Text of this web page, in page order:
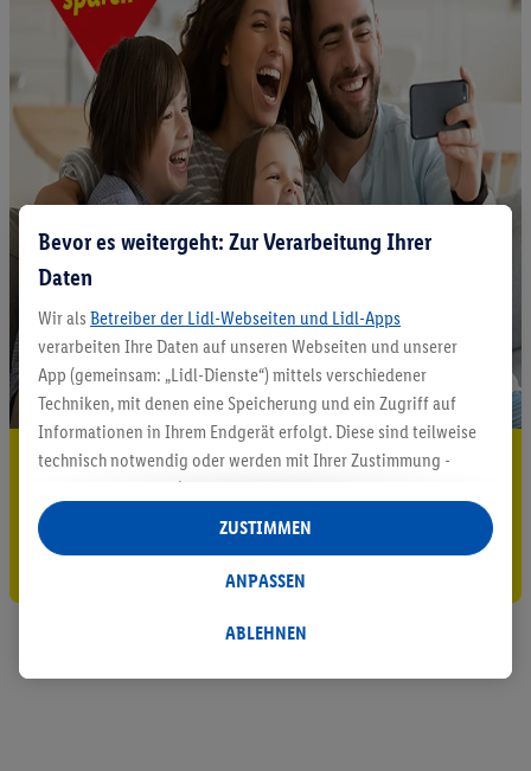
5.95 € Versand sparen³²ᵃ
Jetzt zum Newsletter anmelden
Gutschein sichern!
Bevor es weitergeht: Zur Verarbeitung Ihrer
Daten
Wir als Betreiber der Lidl-Webseiten und Lidl-Apps
verarbeiten Ihre Daten auf unseren Webseiten und unserer
App (gemeinsam: „Lidl-Dienste“) mittels verschiedener
Techniken, mit denen eine Speicherung und ein Zugriff auf
Informationen in Ihrem Endgerät erfolgt. Diese sind teilweise
technisch notwendig oder werden mit Ihrer Zustimmung -
auch durch Partner (u.a.
Verantwortliche; im Zusammenhang mit dem IAB TCF
insgesamt
Statistik-Erstellung oder für personalisierte Werbung
Datenverarbeitungen für personalisierte Werbung werden
ABLEHNEN
ANPASSEN
ZUSTIMMEN